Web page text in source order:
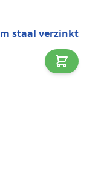
staal verzinkt